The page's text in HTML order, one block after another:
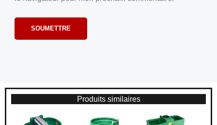
Produits similaires